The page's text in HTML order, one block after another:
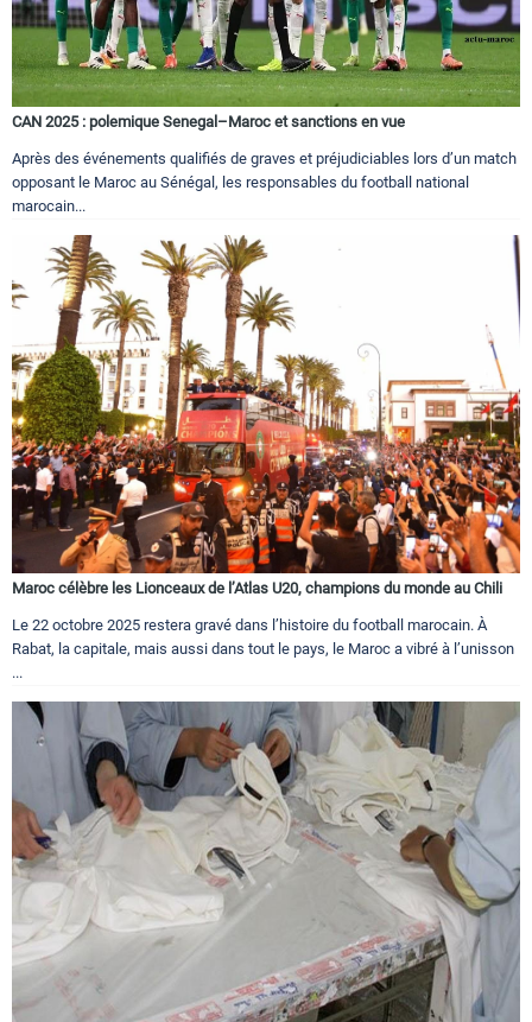
CAN 2025 : polemique Senegal–Maroc et sanctions en vue
Après des événements qualifiés de graves et préjudiciables lors d’un match
opposant le Maroc au Sénégal, les responsables du football national
marocain...
Maroc célèbre les Lionceaux de l’Atlas U20, champions du monde au Chili
Le 22 octobre 2025 restera gravé dans l’histoire du football marocain. À
Rabat, la capitale, mais aussi dans tout le pays, le Maroc a vibré à l’unisson
...